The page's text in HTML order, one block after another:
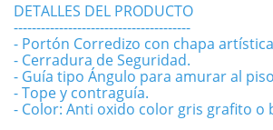
DETALLES DEL PRODUCTO
---------------------------------------
- Portón Corredizo con chapa
- Cerradura de Seguridad.
- Guía tipo Ángulo para amurar al
- Tope y contraguía.
- Color: Anti oxido color gris grafito o